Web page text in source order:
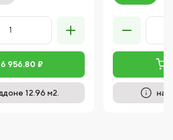
956.80 ₽
12.96 м2. на